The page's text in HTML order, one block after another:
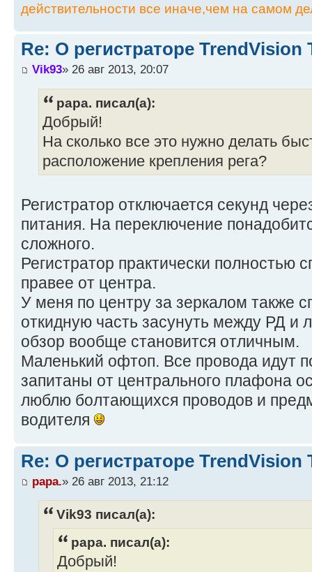
действительности все иначе,чем на самом
Re: О регистраторе TrendVision
Vik93» 26 авг 2013, 20:07
papa. писал(а):
Добрый!
На сколько все это нужно делать
расположение крепления рега?
Регистратор отключается секунд
питания. На переключение
сложного.
Регистратор практически полностью
правее от центра.
У меня по центру за зеркалом также
откидную часть засунуть между РД и
обзор вообще становится отличным.
Маленький офтоп. Все провода идут
запитаны от центрального плафона
люблю болтающихся проводов и
водителя
Re: О регистраторе TrendVision
papa.» 26 авг 2013, 21:12
Vik93 писал(а):
papa. писал(а):
Добрый!